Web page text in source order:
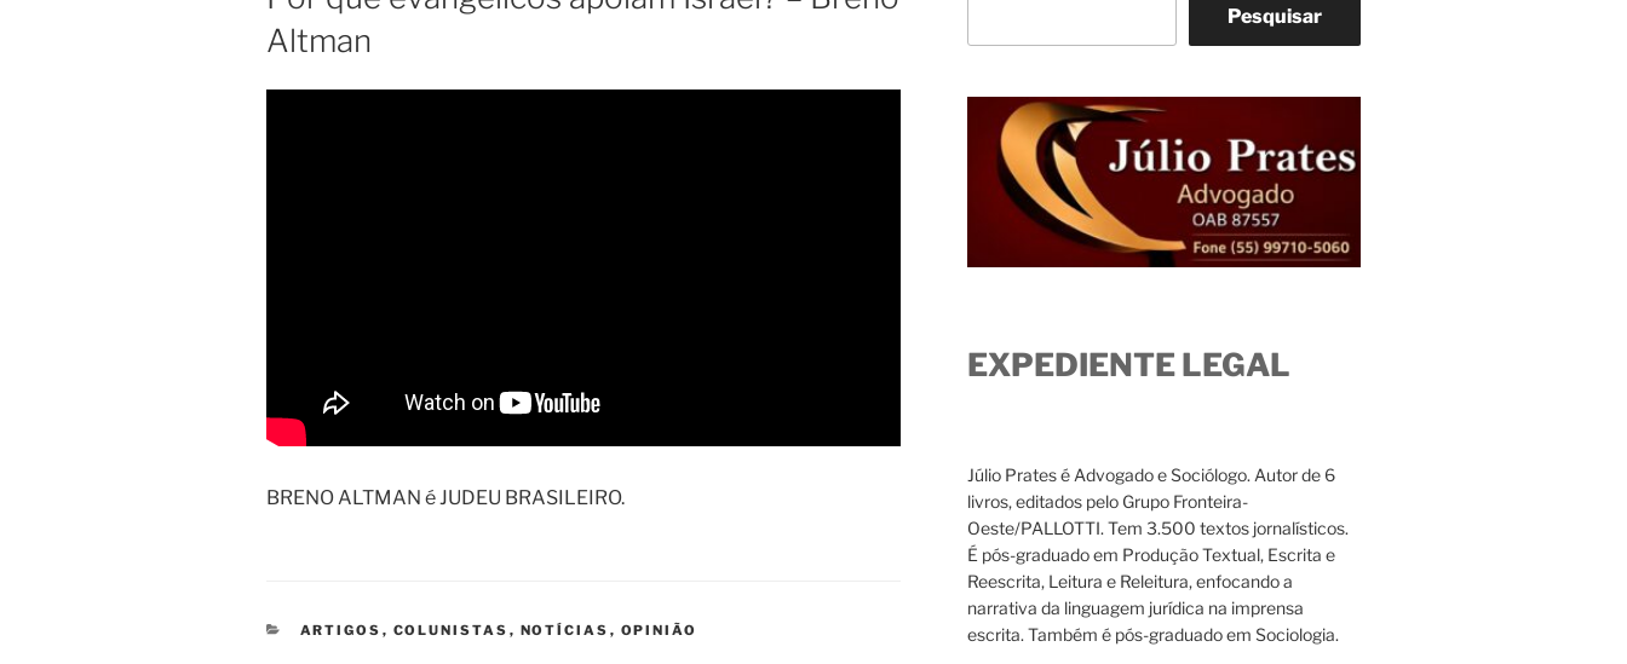
Altman
BRENO ALTMAN é JUDEU BRASILEIRO.
CATEGORIAS
ARTIGOS , COLUNISTAS , NOTÍCIAS , OPINIÃO
Pesquisar
EXPEDIENTE LEGAL
Júlio Prates é Advogado e Sociólogo. Autor de 6
livros, editados pelo Grupo Fronteira-
Oeste/PALLOTTI. Tem 3.500 textos jornalísticos.
É pós-graduado em Produção Textual, Escrita e
Reescrita, Leitura e Releitura, enfocando a
narrativa da linguagem jurídica na imprensa
escrita. Também é pós-graduado em Sociologia.